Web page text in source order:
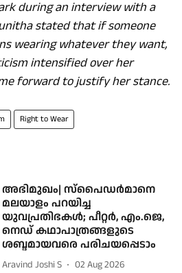
during an interview with a
stated that if someone
wearing whatever they want,
intensified over her
forward to justify her stance.
Right to Wear
അഭിമുഖം| സ്പൈഡർമാനെ
മലയാളം പറയിച്ച
യുവപ്രതിഭകൾ; പീറ്റർ, എം.ജെ,
നെഡ് കഥാപാത്രങ്ങളുടെ
ശബ്ദമായവരെ പരിചയപ്പെടാം
Aravind Joshi S 02 Aug 2026